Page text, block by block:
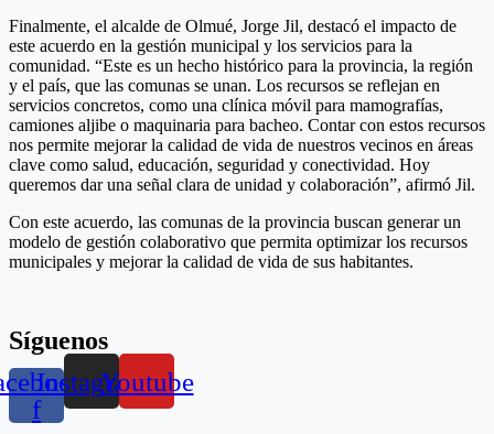
Finalmente, el alcalde de Olmué, Jorge Jil, destacó el impacto de
este acuerdo en la gestión municipal y los servicios para la
comunidad. “Este es un hecho histórico para la provincia, la región
y el país, que las comunas se unan. Los recursos se reflejan en
servicios concretos, como una clínica móvil para mamografías,
camiones aljibe o maquinaria para bacheo. Contar con estos recursos
nos permite mejorar la calidad de vida de nuestros vecinos en áreas
clave como salud, educación, seguridad y conectividad. Hoy
queremos dar una señal clara de unidad y colaboración”, afirmó Jil.
Con este acuerdo, las comunas de la provincia buscan generar un
modelo de gestión colaborativo que permita optimizar los recursos
municipales y mejorar la calidad de vida de sus habitantes.
Síguenos
f
InstagramYoutube